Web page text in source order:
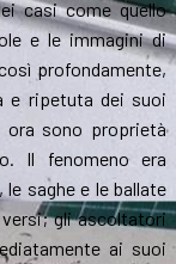
casi come quello
e le immagini di
profondamente,
e ripetuta dei suoi
sono proprietà
Il fenomeno era
le saghe e le ballate
gli ascoltatori
ai suoi